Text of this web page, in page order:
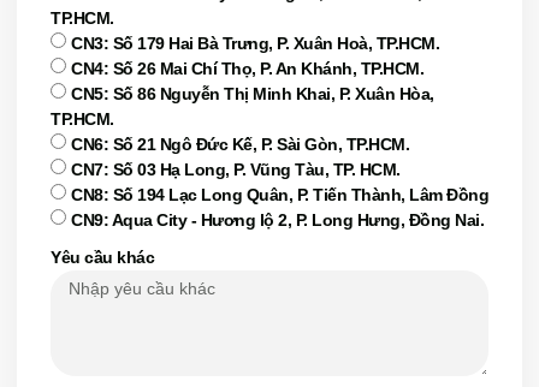
TP.HCM.
CN3: Số 179 Hai Bà Trưng, P. Xuân Hoà, TP.HCM.
CN4: Số 26 Mai Chí Thọ, P. An Khánh, TP.HCM.
CN5: Số 86 Nguyễn Thị Minh Khai, P. Xuân Hòa,
TP.HCM.
CN6: Số 21 Ngô Đức Kế, P. Sài Gòn, TP.HCM.
CN7: Số 03 Hạ Long, P. Vũng Tàu, TP. HCM.
CN8: Số 194 Lạc Long Quân, P. Tiến Thành, Lâm Đồng
CN9: Aqua City - Hương lộ 2, P. Long Hưng, Đồng Nai.
Yêu cầu khác